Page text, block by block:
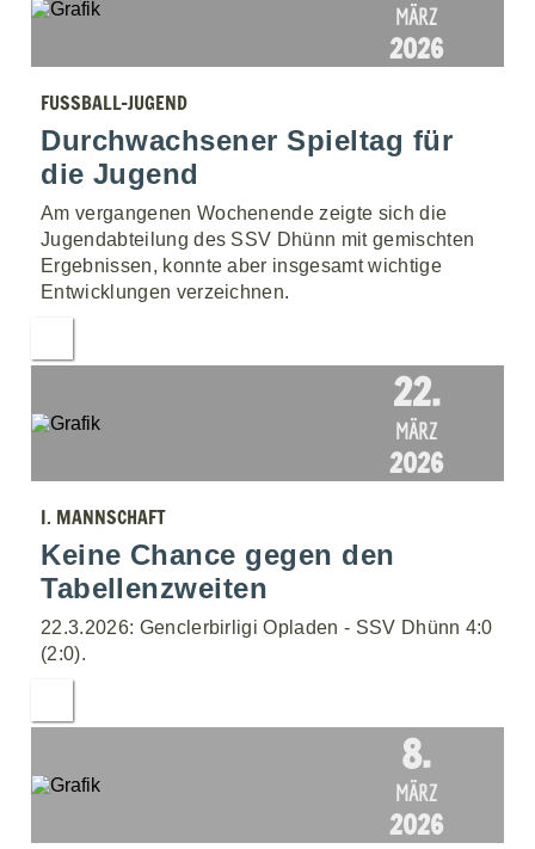
MÄRZ
2026
FUSSBALL-JUGEND
Durchwachsener Spieltag für
die Jugend
Am vergangenen Wochenende zeigte sich die
Jugendabteilung des SSV Dhünn mit gemischten
Ergebnissen, konnte aber insgesamt wichtige
Entwicklungen verzeichnen.
22.
MÄRZ
2026
I. MANNSCHAFT
Keine Chance gegen den
Tabellenzweiten
22.3.2026: Genclerbirligi Opladen - SSV Dhünn 4:0
(2:0).
8.
MÄRZ
2026